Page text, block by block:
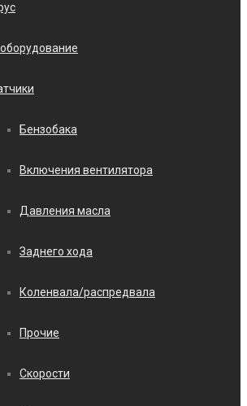
Бензобака
Включения вентилятора
Давления масла
Заднего хода
Коленвала/распредвала
Прочие
Скорости